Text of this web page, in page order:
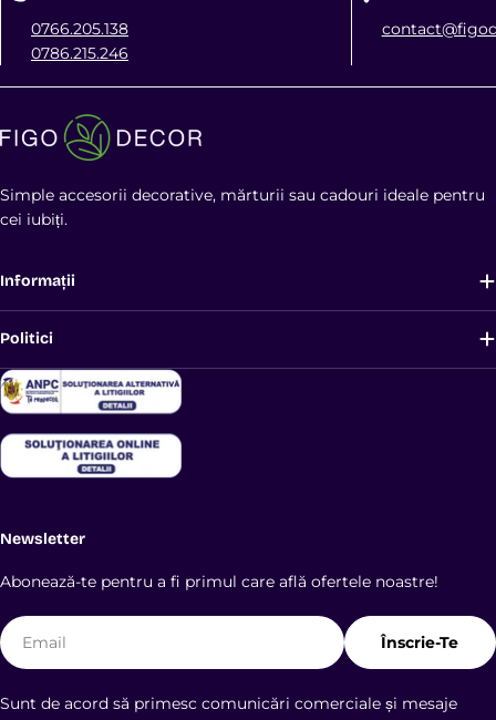
0766.205.138
0786.215.246
Simple accesorii decorative, mărturii sau cadouri ideale pentru
cei iubiți.
Informații
Politici
Newsletter
Abonează-te pentru a fi primul care află ofertele noastre!
E-
mail
Înscrie-Te
Sunt de acord să primesc comunicări comerciale și mesaje